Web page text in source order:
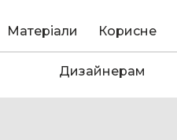
Матеріали Корисне
Дизайнерам